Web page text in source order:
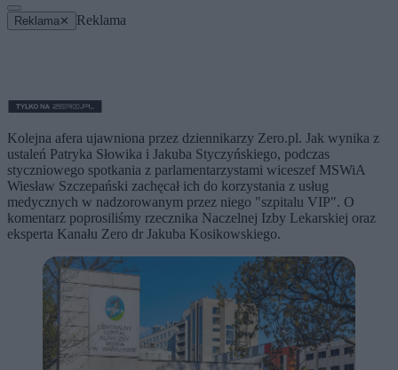
Reklama ✕ Reklama
Kolejna afera ujawniona przez dziennikarzy Zero.pl. Jak wynika z
ustaleń Patryka Słowika i Jakuba Styczyńskiego, podczas
styczniowego spotkania z parlamentarzystami wiceszef MSWiA
Wiesław Szczepański zachęcał ich do korzystania z usług
medycznych w nadzorowanym przez niego "szpitalu VIP". O
komentarz poprosiliśmy rzecznika Naczelnej Izby Lekarskiej oraz
eksperta Kanału Zero dr Jakuba Kosikowskiego.